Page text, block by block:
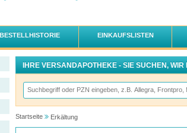
BESTELLHISTORIE EINKAUFSLISTEN
IHRE VERSANDAPOTHEKE - SIE SUCHEN, WIR
Startseite Erkältung